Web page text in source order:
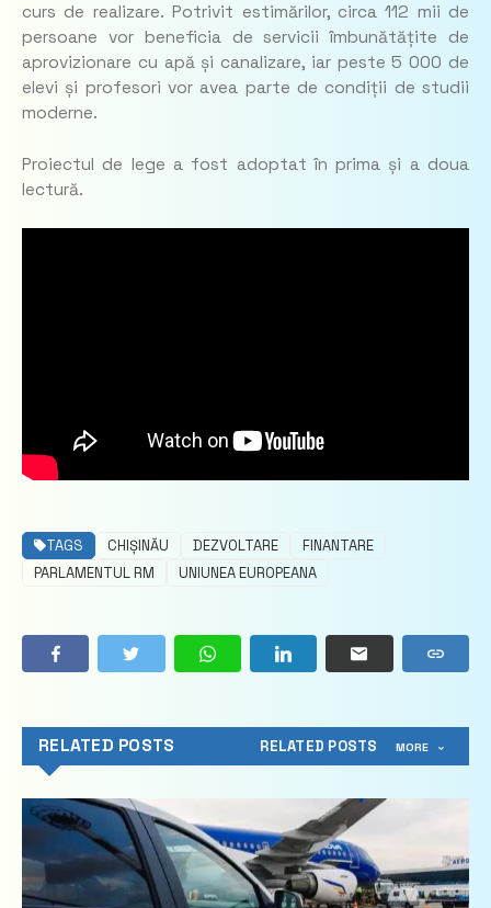
curs de realizare. Potrivit estimărilor, circa 112 mii de
persoane vor beneficia de servicii îmbunătățite de
aprovizionare cu apă și canalizare, iar peste 5 000 de
elevi și profesori vor avea parte de condiții de studii
moderne.
Proiectul de lege a fost adoptat în prima și a doua
lectură.
TAGS CHIȘINĂU DEZVOLTARE
FINANTARE
PARLAMENTUL RM
UNIUNEA EUROPEANA
RELATED POSTS RELATED POSTS MORE